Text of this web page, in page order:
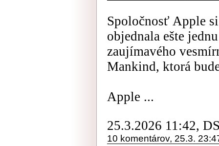
Spoločnosť Apple
objednala ešte
zaujímavého
Mankind, ktorá
Apple ...
25.3.2026 11:42,
10 komentárov, 25.3.